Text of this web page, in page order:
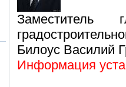
Билоус Василий
Информация